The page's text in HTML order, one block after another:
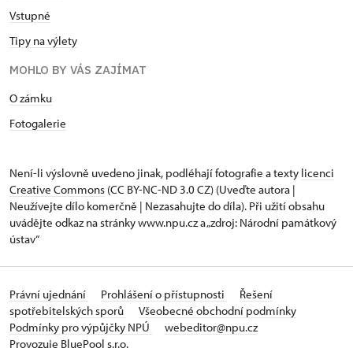
Vstupné
Tipy na výlety
MOHLO BY VÁS ZAJÍMAT
O zámku
Fotogalerie
Není-li výslovně uvedeno jinak, podléhají fotografie a texty licenci
Creative Commons (CC BY-NC-ND 3.0 CZ) (Uveďte autora |
Neužívejte dílo komerčně | Nezasahujte do díla). Při užití obsahu
uvádějte odkaz na stránky www.npu.cz a „zdroj: Národní památkový
ústav“
Právní ujednání Prohlášení o přístupnosti
Řešení
spotřebitelských sporů
Všeobecné obchodní podmínky
Podmínky pro výpůjčky NPÚ
webeditor@npu.cz
Provozuje BluePool s.r.o.